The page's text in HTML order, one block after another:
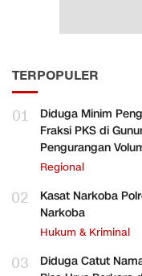
TERPOPULER
01
Diduga Minim
Fraksi PKS di
Pengurangan
Regional
02
Kasat Narkoba
Narkoba
Hukum & Kriminal
03
Diduga Catut